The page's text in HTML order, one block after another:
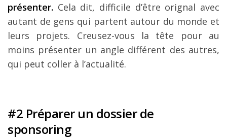
présenter. Cela dit, difficile d’être orignal avec
autant de gens qui partent autour du monde et
leurs projets. Creusez-vous la tête pour au
moins présenter un angle différent des autres,
qui peut coller à l’actualité.
#2 Préparer un dossier de
sponsoring